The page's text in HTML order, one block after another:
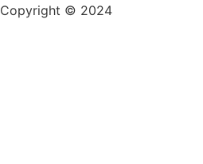
Copyright © 2024